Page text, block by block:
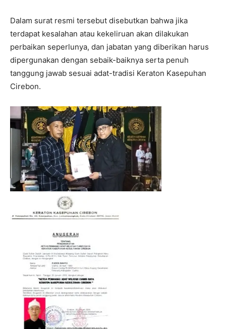
‎Dalam surat resmi tersebut disebutkan bahwa jika
terdapat kesalahan atau kekeliruan akan dilakukan
perbaikan seperlunya, dan jabatan yang diberikan harus
dipergunakan dengan sebaik-baiknya serta penuh
tanggung jawab sesuai adat-tradisi Keraton Kasepuhan
Cirebon.